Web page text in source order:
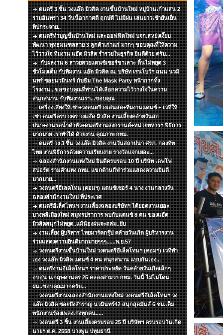
ดนตรี 3 ชิ้น วงแอ๊ด มิวสิค งานขึ้นบ้านใหม่ หมู่บ้านเก้าแสน 2
รามอินทรา 34 วันนี้อากาศดี ฤกษ์ดี ไม่มีฝน เล่นยาวเช้ายันเย็น
ทิปกระจาย..
ดนตรีทำบุญขึ้นบ้านใหม่ และออฟฟิตใหม่ บจก.สหย่งเงี๊ยบ
พัฒนา พุทธมนฑลสาย 3 ลูกค้าเก่าแก่ มากๆ ขอบคุณที่ให้ความ
ไว้วางใจ ทีมงาน แอ๊ด มิวสิค ร่ำรวยในธุรกิจ ยินดีด้วย ครับ...
กับผลงาน 6 สาวยสวยแดนซ์เซอร์ขาเลาะ ดิ้นไม่หยุด 3
ชั่วโมงเต็ม กับทีมงาน แอ๊ด มิวสิค ณ. บริษัท เรนโบว์ฯ ถนน นวมิ
นทร์ ซอยนวมินทร์ กับธีม The Mask Party หน้ากากทั้ง
โรงงาน...ขอขอบคุณที่ท่านได้เลือกความไว้วางใจในความ
สนุกสนาน กับทีมงานเรา...ขอบคุณ
เครื่องเสียงให้เช่า+วงดนตรีวงเล่นสด+ทีมงานแดนซ์ + เวทีให้
เช่า ดนตรีครบวงจร วงแอ๊ด มิวสิค งานเลี้ยงคล้ายวันสถ
ปนา+งานรดน้ำดำหัว+ดนตรีงานสงกรานต์+หน่วยทหารฯ พิธีการ
มากมาย เราทำได้ ด้วยงาน คุณภาพ กทม.
ดนตรี วง 3 ชิ้น วงแอ๊ด มิวสิค งานวันสถาปนา ศรภ. กองทัพ
ไทย งานพิธีการด้วยความเรียบง่าย รางวัลแจกเยอะ...
ฉลองสำนักงานแห่งใหม่ ยินดีครบรอบ 10 ปี บริษัท เดฟโฟ
สปอร์ต รามคำแหง กทม. แขกด้านกีฬาร่วมแสดงความยินดี
มากมาย...
วงดนตรีอีเลคโทน (คอมฯ) แดนซ์เซอร์ 4 นาง งานกลางวัน
ฉลองสำนักงานใหม่ ที่ประเวศ
ดนตรีอีเล็คโทนฯ งานเลี้ยงฉลองบริษัทฯ ได้ยอดงานเยอะ
บางพลีเมืองใหม่ สมุทรปราการ พบกับแดนซ์ 8 คน ของแอ๊ด
มิวสิคสนุกไม่หยุด..แม้น้องฝนจะถล่ม..ยับ
งานเลี้ยง ผู้บริหาร ไทยมาร์คกรุ๊ป คล้ายวันเกิด ผู้บริหารงาน
ร่วมแสดงความยินดีมากมายๆๆๆ......พ.ย.57
วงดนตรีงานขึ้นบ้านใหม่ วงดนตรีอีเล็คโทนฯ (คอมฯ) เวทีทำ
เอง วงแอ๊ด มิวสิค แดนซ์ 4 คน สนุกสนาน แบบกันเอง...
ดนตรีงานอีเล็คโทนฯ ราคาประหยัด วันคล้ายวันเกิดเล็กๆ
อบอุ่น ม.กฤษดานคร 25 คลองสามวา กทม. วันนี้ ไม่ไม่โดน
ฝน..ขอบคุณมากครับ...
วงดนตรีงานฉลองสำนักงานแห่งใหม่ วงดนตรีอีเล็คโทนฯ วง
แอ๊ด มิวสิค ซอยบึงสำราญ นวมินทร์42 สนุกสุดมันส์ 6 ชม.เต็ม
พนักงานร้องเพลงเก่งทุกคน.....
วงดนตรี 3 ชิ้น งานเลี้ยงครบรอบ 25 ปี บริษัทฯ ครบรอบวันเกิด
นายฯ ต.ค. 2558 บางพูน ปทุมธานี